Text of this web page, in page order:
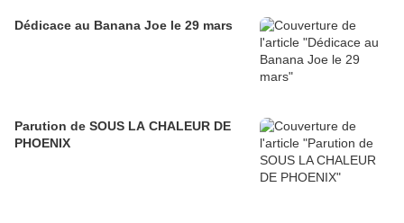
Dédicace au Banana Joe le 29 mars
Parution de SOUS LA CHALEUR DE
PHOENIX